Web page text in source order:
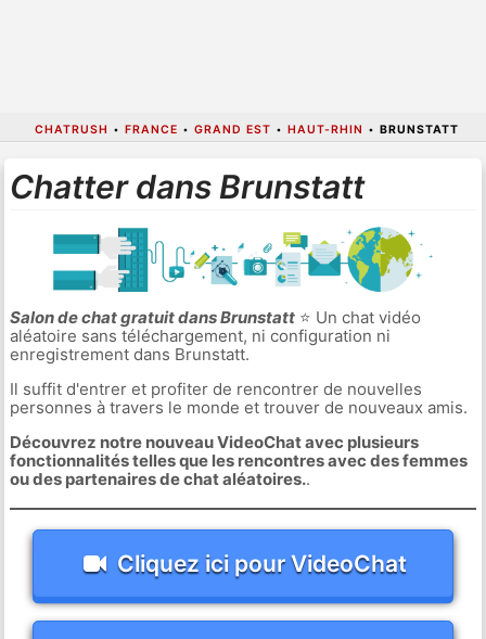
CHATRUSH • FRANCE • GRAND EST • HAUT-RHIN • BRUNSTATT
Chatter dans Brunstatt
Salon de chat gratuit dans Brunstatt⭐ Un chat vidéo
aléatoire sans téléchargement, ni configuration ni
enregistrement dans Brunstatt.
Il suffit d'entrer et profiter de rencontrer de nouvelles
personnes à travers le monde et trouver de nouveaux amis.
Découvrez notre nouveau VideoChat avec plusieurs
fonctionnalités telles que les rencontres avec des femmes
ou des partenaires de chat aléatoires..
Cliquez ici pour VideoChat